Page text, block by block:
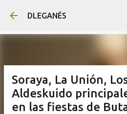
DLEGANÉS
Soraya, La Unión,
Aldeskuido
en las fiestas de